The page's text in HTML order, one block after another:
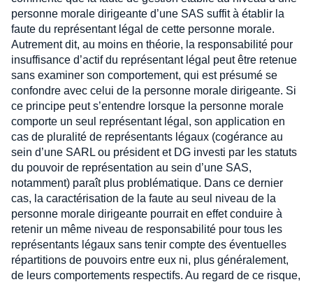
personne morale dirigeante d’une SAS suffit à établir la
faute du représentant légal de cette personne morale.
Autrement dit, au moins en théorie, la responsabilité pour
insuffisance d’actif du représentant légal peut être retenue
sans examiner son comportement, qui est présumé se
confondre avec celui de la personne morale dirigeante. Si
ce principe peut s’entendre lorsque la personne morale
comporte un seul représentant légal, son application en
cas de pluralité de représentants légaux (cogérance au
sein d’une SARL ou président et DG investi par les statuts
du pouvoir de représentation au sein d’une SAS,
notamment) paraît plus problématique. Dans ce dernier
cas, la caractérisation de la faute au seul niveau de la
personne morale dirigeante pourrait en effet conduire à
retenir un même niveau de responsabilité pour tous les
représentants légaux sans tenir compte des éventuelles
répartitions de pouvoirs entre eux ni, plus généralement,
de leurs comportements respectifs. Au regard de ce risque,